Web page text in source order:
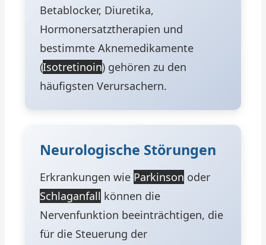
Betablocker, Diuretika,
Hormonersatztherapien und
bestimmte Aknemedikamente
(Isotretinoin) gehören zu den
häufigsten Verursachern.
Neurologische Störungen
Erkrankungen wie Parkinson oder
Schlaganfall können die
Nervenfunktion beeinträchtigen, die
für die Steuerung der